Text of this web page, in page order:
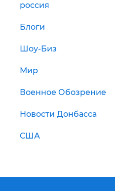
россия
Блоги
Шоу-Биз
Мир
Военное Обозрение
Новости Донбасса
США